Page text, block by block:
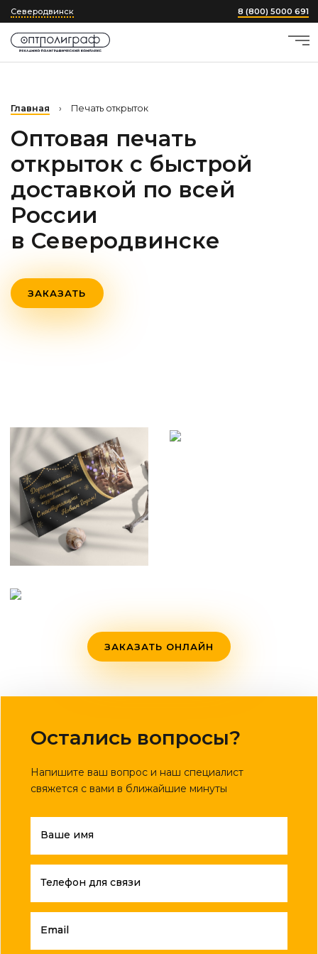
Северодвинск 8 (800) 5000 691
Главная › Печать открыток
Оптовая печать
открыток с быстрой
доставкой по всей
России
в Северодвинске
ЗАКАЗАТЬ
ЗАКАЗАТЬ ОНЛАЙН
Остались вопросы?
Напишите ваш вопрос и наш специалист
свяжется с вами в ближайшие минуты
Ваше имя
Телефон для связи
Email